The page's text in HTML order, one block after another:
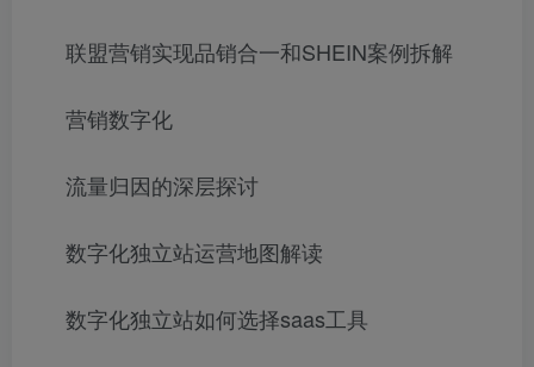
联盟营销实现品销合一和SHEIN案例拆解
营销数字化
流量归因的深层探讨
数字化独立站运营地图解读
数字化独立站如何选择saas工具